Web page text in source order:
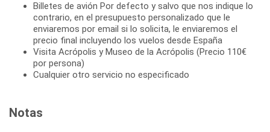
Billetes de avión Por defecto y salvo que nos indique lo
contrario, en el presupuesto personalizado que le
enviaremos por email si lo solicita, le enviaremos el
precio final incluyendo los vuelos desde España
Visita Acrópolis y Museo de la Acrópolis (Precio 110€
por persona)
Cualquier otro servicio no especificado
Notas